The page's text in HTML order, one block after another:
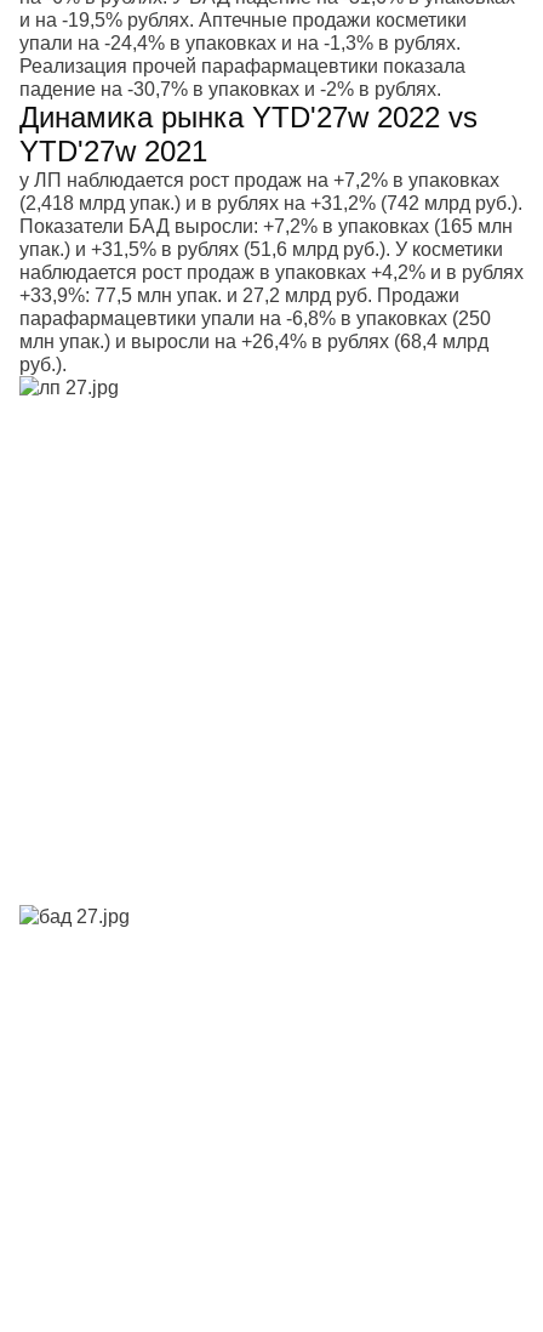
и на -19,5% рублях. Аптечные продажи косметики
упали на -24,4% в упаковках и на -1,3% в рублях.
Реализация прочей парафармацевтики показала
падение на -30,7% в упаковках и -2% в рублях.
Динамика рынка YTD'27w 2022 vs
YTD'27w 2021
у ЛП наблюдается рост продаж на +7,2% в упаковках
(2,418 млрд упак.) и в рублях на +31,2% (742 млрд руб.).
Показатели БАД выросли: +7,2% в упаковках (165 млн
упак.) и +31,5% в рублях (51,6 млрд руб.). У косметики
наблюдается рост продаж в упаковках +4,2% и в рублях
+33,9%: 77,5 млн упак. и 27,2 млрд руб. Продажи
парафармацевтики упали на -6,8% в упаковках (250
млн упак.) и выросли на +26,4% в рублях (68,4 млрд
руб.).